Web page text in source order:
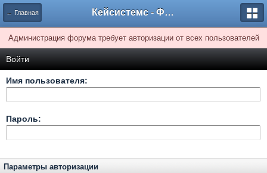
← Главная Кейсистемс - Форумы
Администрация форума требует авторизации от всех пользователей
Войти
Имя пользователя:
Пароль:
Параметры авторизации